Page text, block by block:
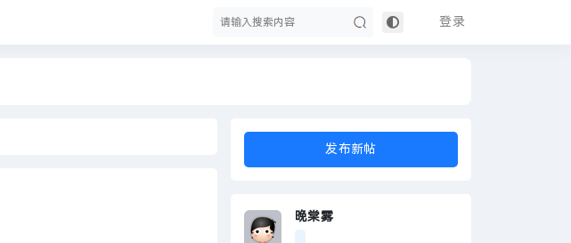
登录
发布新帖
晚棠雾